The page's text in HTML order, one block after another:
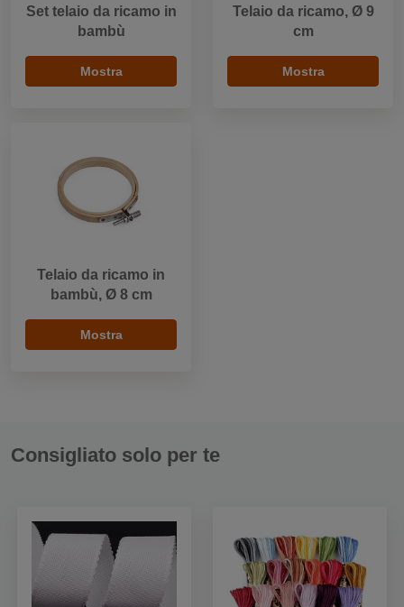
Set telaio da ricamo in
bambù
Mostra
Telaio da ricamo, Ø 9
cm
Mostra
Telaio da ricamo in
bambù, Ø 8 cm
Mostra
Consigliato solo per te